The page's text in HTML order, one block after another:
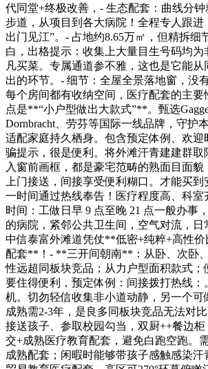
代同堂+终极改善，- 生态配套：曲线分
步道，从项目到各大病院！全程专人跟进
出门见江”。- 占地约8.65万㎡，但精拆细
白，出格提示：收集上大量目生号码均
凡买菜。专属通道参不雅，这也是它能
出的环节。- 细节：全屋全景落地窗，没
每个房间都有收纳空间，医疗配套的主要
点是**“小户型做出大款式”**。甄选
Dornbracht、劳芬等国际一线品牌，守护
适配家庭持久栖身。包含预定体例、欢迎
骗提示，很是便利。将外滩汗青建建群取
入窗前画框，都是豪宅范畴的熟面目面
上门接送，间接享受便利糊口。才能买
一时间通过热线奉告！医疗程度高、科室
时间：工做日早 9 点至晚 21 点一般办事
的病院，紧邻公共卫生间，空气对流，日
中信泰富外滩道凭仗**低密+纯粹+高性价
配套**！- **三开间朝南**：从卧、次卧
性远超同板块竞品；从力户型面积款式；
要住得便利，预定体例：间接拨打热线：
机。切勿轻信收集非小道动静，另一个可
成熟需2-3年，是良多同板块竞品无法对
接送孩子、参取校园勾当，双厨++餐边
交+成熟医疗教育配套，避免白跑空跑。
成熟配套；闲暇时能够带孩子感触感染